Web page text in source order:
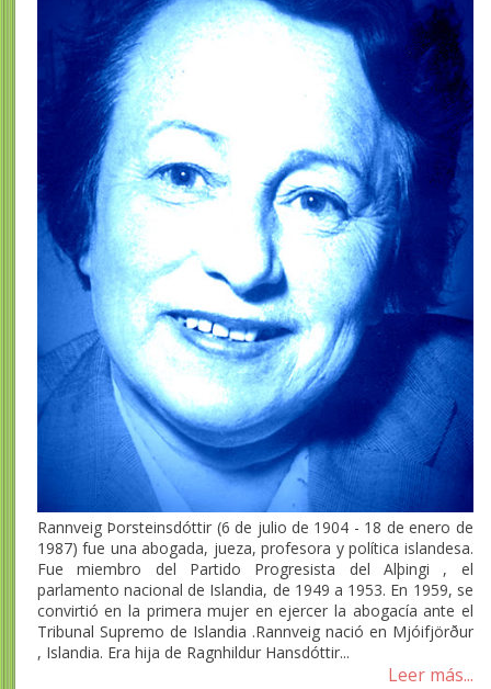
Rannveig Þorsteinsdóttir (6 de julio de 1904 - 18 de enero de
1987) fue una abogada, jueza, profesora y política islandesa.
Fue miembro del Partido Progresista del Alþingi , el
parlamento nacional de Islandia, de 1949 a 1953. En 1959, se
convirtió en la primera mujer en ejercer la abogacía ante el
Tribunal Supremo de Islandia .Rannveig nació en Mjóifjörður
, Islandia. Era hija de Ragnhildur Hansdóttir...
Leer más...